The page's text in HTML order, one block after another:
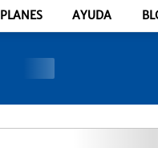
PLANES AYUDA